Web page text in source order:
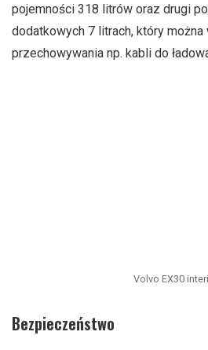
pojemności 318 litrów oraz drugi
dodatkowych 7 litrach, który
przechowywania np. kabli do
Volvo EX30
Bezpieczeństwo